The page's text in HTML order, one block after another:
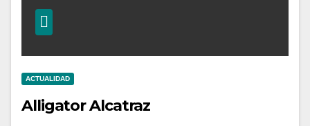
ACTUALIDAD
Alligator Alcatraz